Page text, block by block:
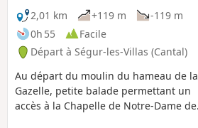
2,01 km
+119 m
-119 m
0h 55
Facile
Départ à Ségur-les-Villas (Cantal)
Au départ du moulin du hameau de la
Gazelle, petite balade permettant un
accès à la Chapelle de Notre-Dame de